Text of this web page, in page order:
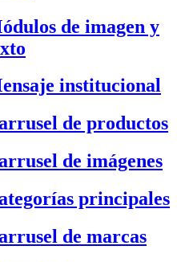
de imagen y
institucional
de productos
de imágenes
principales
de marcas